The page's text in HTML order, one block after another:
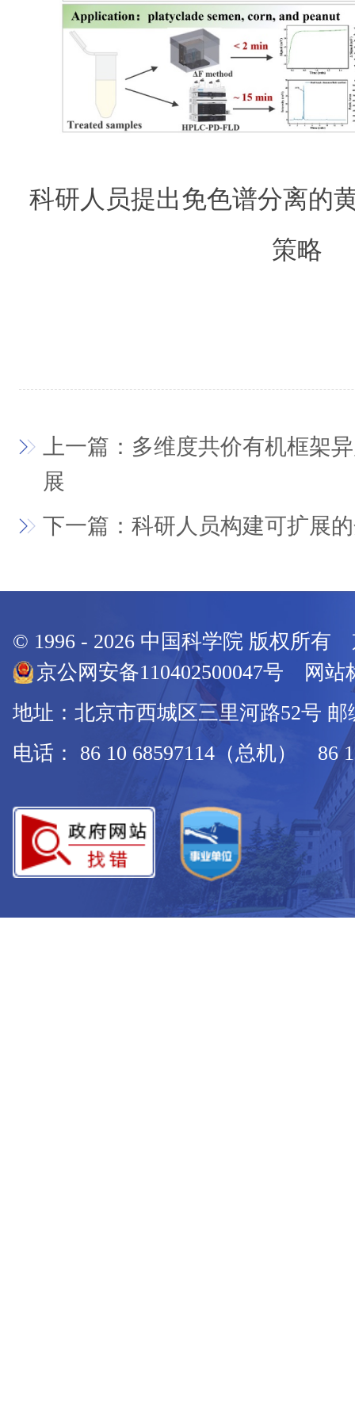
科研人员提出免色谱分离的
策略
上一篇：多维度共价有机框架
展
下一篇：科研人员构建可扩展
© 1996 - 2026 中国科学院 版权所有
京公网安备110402500047号 网站
地址：北京市西城区三里河路52号 邮
电话： 86 10 68597114（总机） 86